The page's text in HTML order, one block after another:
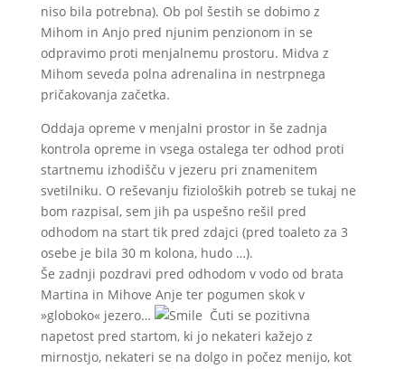
niso bila potrebna). Ob pol šestih se dobimo z
Mihom in Anjo pred njunim penzionom in se
odpravimo proti menjalnemu prostoru. Midva z
Mihom seveda polna adrenalina in nestrpnega
pričakovanja začetka.
Oddaja opreme v menjalni prostor in še zadnja
kontrola opreme in vsega ostalega ter odhod proti
startnemu izhodišču v jezeru pri znamenitem
svetilniku. O reševanju fizioloških potreb se tukaj ne
bom razpisal, sem jih pa uspešno rešil pred
odhodom na start tik pred zdajci (pred toaleto za 3
osebe je bila 30 m kolona, hudo …).
Še zadnji pozdravi pred odhodom v vodo od brata
Martina in Mihove Anje ter pogumen skok v
»globoko« jezero…
Čuti se pozitivna
napetost pred startom, ki jo nekateri kažejo z
mirnostjo, nekateri se na dolgo in počez menijo, kot